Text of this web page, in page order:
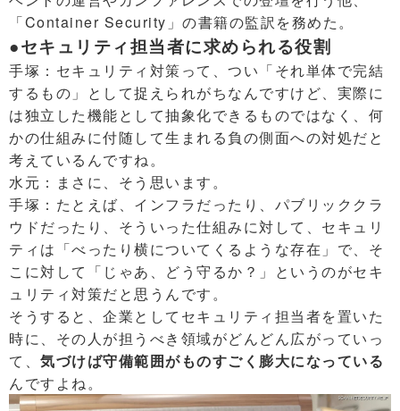
「Container Security」の書籍の監訳を務めた。
●セキュリティ担当者に求められる役割
手塚：セキュリティ対策って、つい「それ単体で完結
するもの」として捉えられがちなんですけど、実際に
は独立した機能として抽象化できるものではなく、何
かの仕組みに付随して生まれる負の側面への対処だと
考えているんですね。
水元：まさに、そう思います。
手塚：たとえば、インフラだったり、パブリッククラ
ウドだったり、そういった仕組みに対して、セキュリ
ティは「べったり横についてくるような存在」で、そ
こに対して「じゃあ、どう守るか？」というのがセキ
ュリティ対策だと思うんです。
そうすると、企業としてセキュリティ担当者を置いた
時に、その人が担うべき領域がどんどん広がっていっ
て、 気づけば守備範囲がものすごく膨大になっている
んですよね。